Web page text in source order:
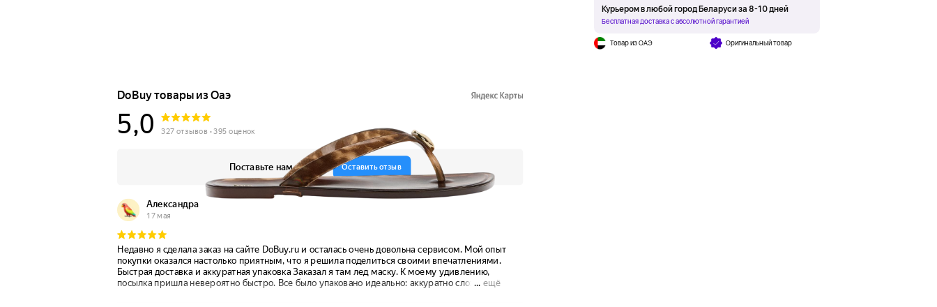
Курьером в любой город Беларуси за 8-10 дней
Бесплатная доставка с абсолютной гарантией
Товар из ОАЭ Оригинальный товар